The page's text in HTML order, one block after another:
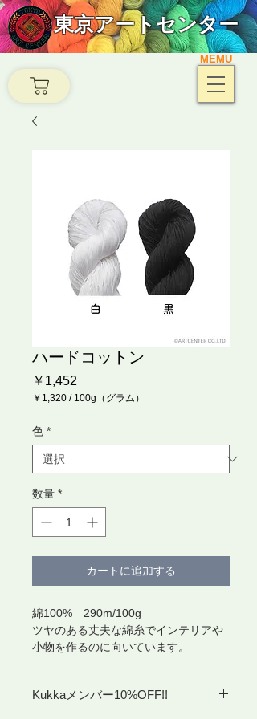
東京アートセンター
MEMU
ハードコットン
￥1,452
格
￥1,320 / 100g（グラム）
と
に
￥1,320
色 *
数量 *
カートに追加する
綿100% 290m/100g
ツヤのある丈夫な綿糸でインテリアや
小物を作るのに向いています。
Kukkaメンバー10%OFF!!